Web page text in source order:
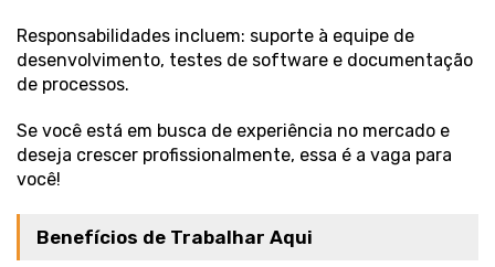
Responsabilidades incluem: suporte à equipe de
desenvolvimento, testes de software e documentação
de processos.
Se você está em busca de experiência no mercado e
deseja crescer profissionalmente, essa é a vaga para
você!
Benefícios de Trabalhar Aqui